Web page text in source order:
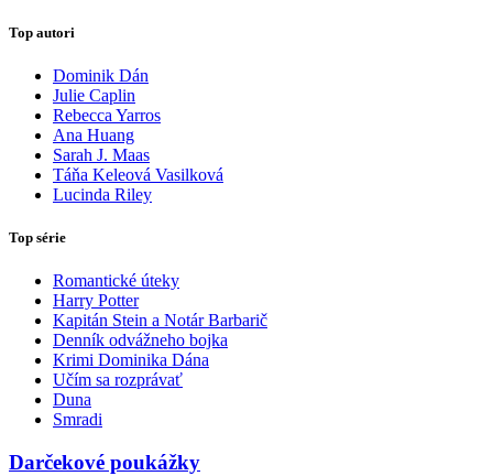
Top autori
Dominik Dán
Julie Caplin
Rebecca Yarros
Ana Huang
Sarah J. Maas
Táňa Keleová Vasilková
Lucinda Riley
Top série
Romantické úteky
Harry Potter
Kapitán Stein a Notár Barbarič
Denník odvážneho bojka
Krimi Dominika Dána
Učím sa rozprávať
Duna
Smradi
Darčekové poukážky